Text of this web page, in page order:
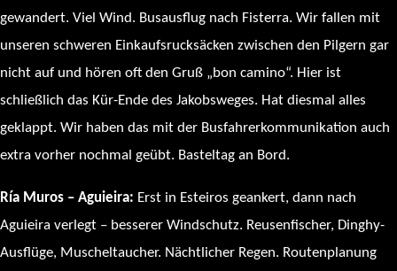
gewandert. Viel Wind. Busausflug nach Fisterra. Wir fallen mit
unseren schweren Einkaufsrucksäcken zwischen den Pilgern gar
nicht auf und hören oft den Gruß „bon camino“. Hier ist
schließlich das Kür-Ende des Jakobsweges. Hat diesmal alles
geklappt. Wir haben das mit der Busfahrerkommunikation auch
extra vorher nochmal geübt. Basteltag an Bord.
Ría Muros – Aguieira: Erst in Esteiros geankert, dann nach
Aguieira verlegt – besserer Windschutz. Reusenfischer, Dinghy-
Ausflüge, Muscheltaucher. Nächtlicher Regen. Routenplanung